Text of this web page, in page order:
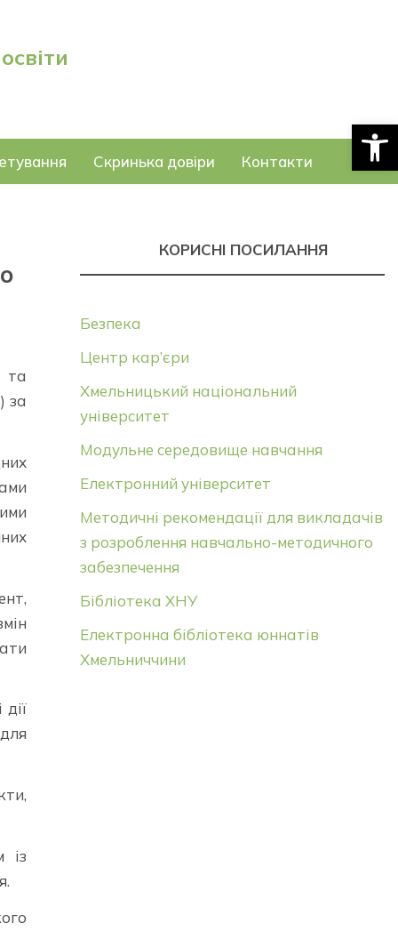
Скринька довіри Контакти
та
за
із
КОРИСНІ ПОСИЛАННЯ
Безпека
Центр кар’єри
Хмельницький національний
університет
Модульне середовище навчання
Електронний університет
Методичні рекомендації для викладачів
з розроблення навчально-методичного
забезпечення
Бібліотека ХНУ
Електронна бібліотека юннатів
Хмельниччини